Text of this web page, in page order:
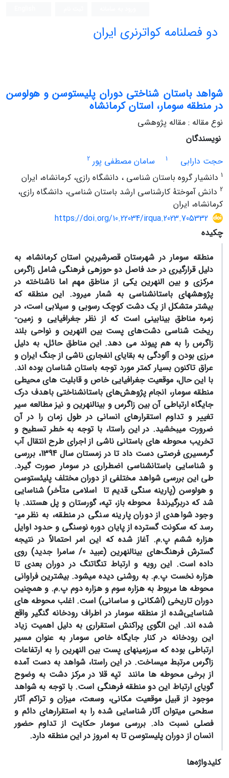
دو فصلنامه کواترنری ایران
شواهد باستان شناختی دوران پلیستوسن و هولوسن
در منطقه سومار، استان کرمانشاه
نوع مقاله : مقاله پژوهشی
نویسندگان
حجت دارابی
1 سامان مصطفی پور 2
1 دانشیار گروه باستان شناسی ، دانشگاه رازی، کرمانشاه، ایران
2 دانش آموختۀ کارشناسی ارشد باستان شناسی، دانشگاه رازی،
کرمانشاه، ایران
https://doi.org/10.22034/irqua.2023.705332
چکیده
منطقه سومار در شهرستان قصرشیرینِ استان کرمانشاه، به
دلیل قرارگیری در حد فاصل دو حوزه­ی فرهنگی شامل زاگرس
مرکزی و بین­ النهرین یکی از مناطق مهم اما ناشناخته در
پژوهش­های باستان­شناسی به شمار می­رود. این منطقه که
بیشتر متشکل از یک دشت کوچک رسوبی و سیلابی است، در
زمره مناطق بینابینی است که از نظر جغرافیایی و زمین­
ریخت­ شناسی دشت‌های پست بین­ النهرین و نواحی بلند
زاگرس را به هم پیوند می­ دهد. این مناطق حائل، به دلیل
مرزی بودن و آلودگی به بقایای انفجاری ناشی از جنگ ایران و
عراق تاکنون بسیار کمتر مورد توجه باستان­ شناسان بوده ­اند.
با این حال، موقعیت جغرافیایی خاص و قابلیت ­های محیطی
منطقه سومار، انجام پژوهش‌های باستان­شناختی باهدف درک
جایگاه ارتباطی آن بین زاگرس و بین­النهرین و نیز مطالعه سیر
تغییر و تداوم استقرارهای انسانی در طول زمان را در آن
ضرورت می­بخشید. در این راستا، با توجه به خطر تسطیح و
تخریب محوطه­ های باستانی ناشی از اجرای طرح انتقال آب
گرمسیری فرصتی دست داد تا در زمستان سال 1394، بررسی
و شناسایی باستان­شناسی اضطراری در سومار صورت گیرد.
طی این بررسی شواهد مختلفی از دوران مختلف پلیئستوسن
و هولوسن (پارینه ­سنگی قدیم تا اسلامی متأخر) شناسایی
شد که دربرگیرندۀ محوطه­ باز، تپه­، گورستان­ و پل هستند. با
وجود شواهدی از دوران پارینه ­سنگی در منطقه، به نظر می­
رسد که سکونت گسترده از پایان دوره نوسنگی و حدود اوایل
هزاره ششم پ.م. آغاز شده که این امر احتمالاً در نتیجه
گسترش فرهنگ‌های بین­النهرین (عبید 0/ سامرا جدید) روی
داده است. این رویه و ارتباط تنگاتنگ در دوران بعدی تا
هزاره نخست پ.م. به ‌روشنی دیده می­شود. بیشترین فراوانی
محوطه­ ها مربوط به هزاره سوم و هزاره دوم پ.م. و همچنین
دوران تاریخی (اشکانی و ساسانی) است. اغلب محوطه­ های
شناسایی‌شده از منطقه سومار در اطراف رودخانه گنگیر واقع
شده ­اند. این الگوی پراکنش استقراری به دلیل اهمیت زیاد
این رودخانه در کنار جایگاه خاص سومار به عنوان مسیر
ارتباطی بوده که سرزمین­های پست بین­ النهرین را به ارتفاعات
زاگرس مرتبط می­ساخت. در این راستا، شواهد به دست آمده
از برخی محوطه ­ها مانند تپه قلا در مرکز دشت به وضوح
گویای ارتباط این دو منطقه فرهنگی است. با توجه به شواهد
موجود از قبیل موقعیت مکانی، وسعت، میزان و تراکم آثار
سطحی می­توان آثار شناسایی شده را به استقرارهای دائم و
فصلی نسبت داد. بررسی سومار حکایت از تداوم حضور
انسان از دوران پلیستوسن تا به امروز در این منطقه دارد.
کلیدواژه‌ها